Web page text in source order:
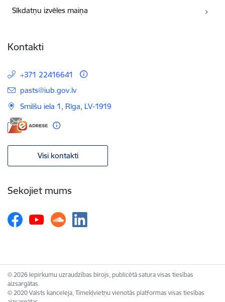
Sīkdatņu izvēles maiņa
Kontakti
+371 22416641
E-pasts:
pasts@iub.gov.lv
Smilšu iela 1, Rīga, LV-1919
Visi kontakti
Sekojiet mums
© 2026 Iepirkumu uzraudzības birojs, publicētā satura visas tiesības
aizsargātas.
© 2020 Valsts kanceleja, Tīmekļvietņu vienotās platformas visas tiesības